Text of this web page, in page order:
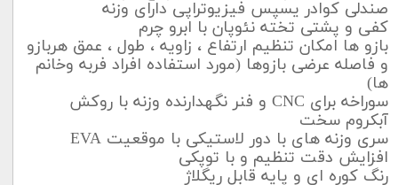
صندلی کوادر یسپس فیزیوتراپی دارای وزنه
کفی و پشتی تخته نئوپان با ابرو چرم
بازو ھا امکان تنظیم ارتفاع ، زاویه ، طول ، عمق ھربازو
و فاصله عرضی بازوھا (مورد استفاده افراد فربه وخانم
ھا)
سوراخه برای CNC و فنر نگھدارنده وزنه با روکش
آبکروم سخت
سری وزنه ھای با دور لاستیکی با موقعیت EVA
افزایش دقت تنظیم و با توپکی
رنگ کوره ای و پایه قابل ریگلاژ